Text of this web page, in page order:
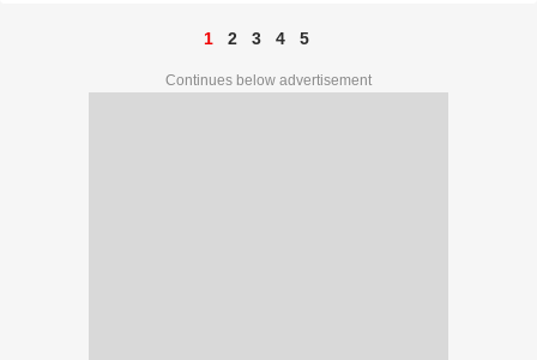
1 2 3 4 5
Continues below advertisement